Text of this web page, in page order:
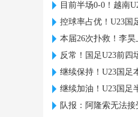
目前半场0-0！越南
控球率占优！U23国
本届26次扑救！李
反常！国足U23前四
继续保持！U23国足
继续加油！U23国足
队报：阿隆索无法